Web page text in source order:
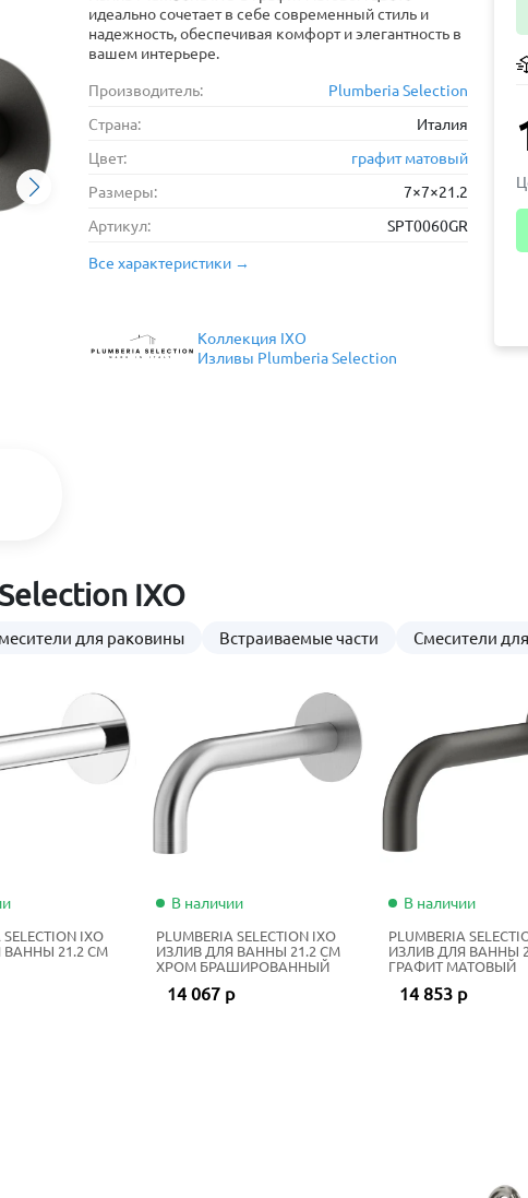
идеально сочетает в себе современный стиль и
надежность, обеспечивая комфорт и элегантность в
вашем интерьере.
Производитель:
Plumberia Selection
Страна:
Италия
Цвет:
графит матовый
Размеры:
7×7×21.2
Артикул:
SPT0060GR
Все характеристики →
Коллекция IXO
Изливы Plumberia Selection
IXO
для раковины Встраиваемые части Смесители
IXO
ВАННЫ 21.2 СМ
В наличии
PLUMBERIA SELECTION IXO
ИЗЛИВ ДЛЯ ВАННЫ 21.2 СМ
ХРОМ БРАШИРОВАННЫЙ
14 067 р
В наличии
PLUMBERIA
ИЗЛИВ ДЛЯ ВАННЫ
ГРАФИТ МАТОВЫЙ
14 853 р